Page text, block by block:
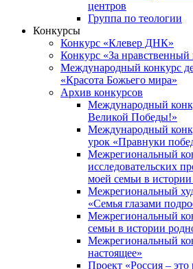
центров
Группа по теологии
Конкурсы
Конкурс «Клевер ДНК»
Конкурс «За нравственный
Международный конкурс
«Красота Божьего мира»
Архив конкурсов
Международный
Великой Победы!»
Международный
урок «Правнуки
Межрегиональный
исследовательских
моей семьи в истории
Межрегиональный
«Семья глазами
Межрегиональный
семьи в истории
Межрегиональный
настоящее»
Проект «Россия –